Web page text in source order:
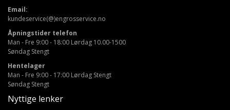
Email:
kundeservice(@)engrosservice.no
Åpningstider telefon
Man - Fre 9:00 - 18:00 Lørdag 10.00-1500
Søndag Stengt
Hentelager
Man - Fre 9:00 - 17:00 Lørdag Stengt
Søndag Stengt
Nyttige lenker